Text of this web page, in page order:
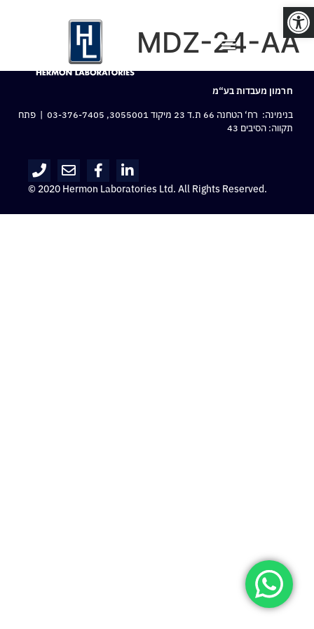
פתח סרגל נגישות
MDZ-24-AA
חרמון מעבדות בע“מ
בנימינה: רח‘ הטחנה 66 ת.ד 23 מיקוד 3055001,
03-376-7405 | פתח
תקווה: הסיבים 43
© 2020 Hermon Laboratories Ltd. All Rights Reserved.